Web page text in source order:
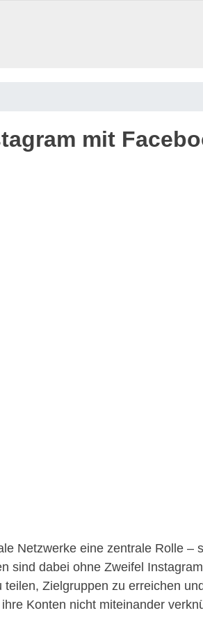
mit
Netzwerke eine zentrale Rolle –
sind dabei ohne Zweifel
Zielgruppen zu erreichen
Konten nicht miteinander